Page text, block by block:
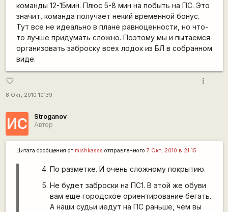
команды 12-15мин. Плюс 5-8 мин на побыть на ПС. Это
значит, команда получает некий временной бонус.
Тут все не идеально в плане равноценности, но что-
то лучше придумать сложно. Поэтому мы и пытаемся
организовать заброску всех лодок из БЛ в собранном
виде.
favorite_border
8 Окт, 2010 10:39
more_vert
ИС
Stroganov
Автор
Цитата сообщения от mishkasss отправленного 7 Окт, 2010 в 21:15
По разметке. И очень сложному покрытию.
Не будет заброски на ПС1. В этой же обуви
вам еще городское ориентирование бегать.
А наши судьи иедут на ПС раньше, чем вы